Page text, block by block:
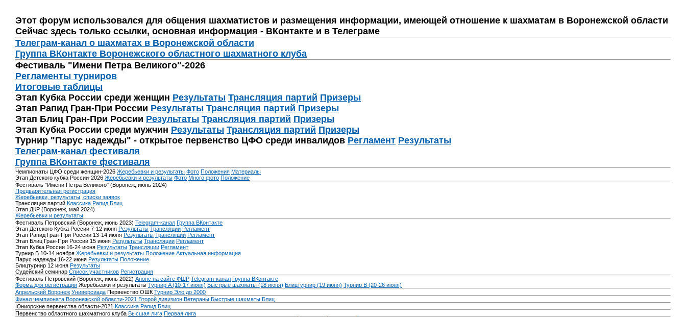
Этот форум использовался для общения шахматистов и размещения информации, имеющей отношение к шахматам в Воронежской области
Сейчас здесь только ссылки, основная информация - ВКонтакте и в Телеграме
Телеграм-канал о шахматах в Воронежской области
Группа ВКонтакте Воронежского областного шахматного клуба
Фестиваль "Имени Петра Великого"-2026
Регламенты турниров
Итоговые таблицы
Этап Кубка России среди женщин Результаты Трансляция партий Призеры
Этап Рапид Гран-При России Результаты Трансляция партий Призеры
Этап Блиц Гран-При России Результаты Трансляция партий Призеры
Этап Кубка России среди мужчин Результаты Трансляция партий Призеры
Турнир "Парус надежды" - открытое первенство ЦФО среди инвалидов Регламент Результаты
Телеграм-канал фестиваля
Группа ВКонтакте фестиваля
Чемпионаты ЦФО среди женщин-2026 Жеребьевки и результаты Фото Положения Материалы
Этап Детского кубка России-2026 Жеребьевки и результаты Фото Много фото Положение
Фестиваль "Имени Петра Великого" (Воронеж, июнь 2024)
Предварительная регистрация
Жеребьевки, результаты, списки заявок
Трансляция партий Классика Рапид Блиц
Этап ДКР (Воронеж, май 2024)
Жеребьевки и результаты
Фестиваль Петровский (Воронеж, июнь 2023) Telegram-канал Группа ВКонтакте
Этап Детского Кубка России 7-12 июня Результаты Трансляции Регламент
Этап Рапид Гран-При России 13-14 июня Результаты Трансляции Регламент
Этап Блиц Гран-При России 15 июня Результаты Трансляции Регламент
Этап Кубка России 16-24 июня Результаты Трансляции Регламент
Турнир Б 10-14 ноября Жеребьевки и результаты Положение Актуальная информация
Парус надежды 16-22 июня Результаты Положение
Блицтурнир 12 июня Результаты
Судейский семинар Список участников Регистрация
Фестиваль Петровский (Воронеж, июнь 2022) Анонс на сайте ФШР Telegram-канал Группа ВКонтакте
Форма для регистрации Жеребьевки и результаты Турнир A (10-17 июня) Быстрые шахматы (18 июня) Блицтурнир (19 июня) Турнир B (20-26 июня)
Апрельский Воронеж Универсиада Первенство ОШК Турнир Эло до 2000
Финал чемпионата Воронежской области-2021 Второй дивизион Ветераны Быстрые шахматы Блиц
Юниорские первенства области-2021 Классика Рапид Блиц
Первенство областного шахматного клуба Высшая лига Первая лига